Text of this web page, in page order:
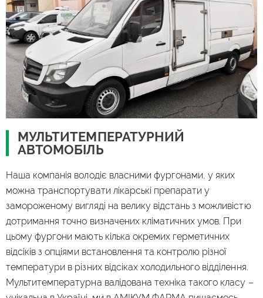
МУЛЬТИТЕМПЕРАТУРНИЙ
АВТОМОБІЛЬ
Наша компанія володіє власними фургонами, у яких
можна транспортувати лікарські препарати у
замороженому вигляді на велику відстань з можливістю
дотримання точно визначених кліматичних умов. При
цьому фургони мають кілька окремих герметичних
відсіків з опціями встановлення та контролю різної
температури в різних відсіках холодильного відділення.
Мультитемпературна валідована техніка такого класу –